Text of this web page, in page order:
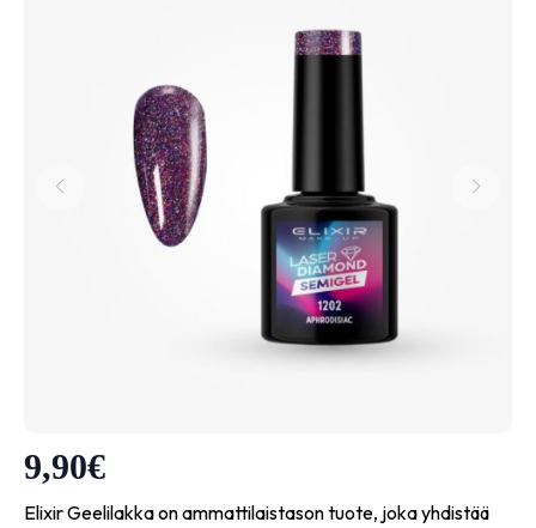
9,90€
Elixir Geelilakka on ammattilaistason tuote, joka yhdistää